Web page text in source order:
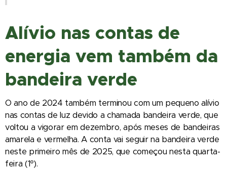
Alívio nas contas de
energia vem também da
bandeira verde
O ano de 2024 também terminou com um pequeno alívio
nas contas de luz devido a chamada bandeira verde, que
voltou a vigorar em dezembro, após meses de bandeiras
amarela e vermelha. A conta vai seguir na bandeira verde
neste primeiro mês de 2025, que começou nesta quarta-
feira (1º).